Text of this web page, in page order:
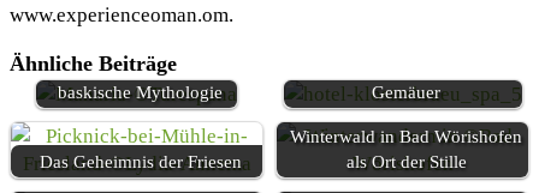
www.experienceoman.om.
Ähnliche Beiträge
Eine Reise durch die
baskische Mythologie
Gemäuer
Das Geheimnis der Friesen
Winterwald in Bad Wörishofen
als Ort der Stille